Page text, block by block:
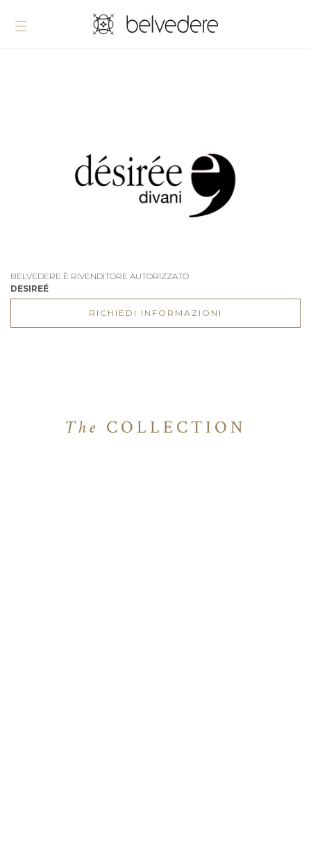
BELVEDERE È RIVENDITORE AUTORIZZATO
DESIREÉ
RICHIEDI INFORMAZIONI
The COLLECTION